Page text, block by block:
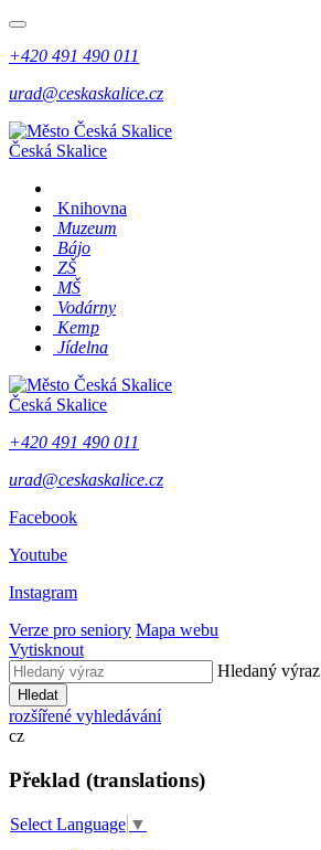
+420 491 490 011
urad@ceskaskalice.cz
Česká Skalice
Knihovna
Muzeum
Bájo
ZŠ
MŠ
Vodárny
Kemp
Jídelna
Česká Skalice
+420 491 490 011
urad@ceskaskalice.cz
Facebook
Youtube
Instagram
Verze pro seniory Mapa webu
Vytisknout
Hledaný výraz
Hledat
rozšířené vyhledávání
cz
Překlad (translations)
Select Language ▼